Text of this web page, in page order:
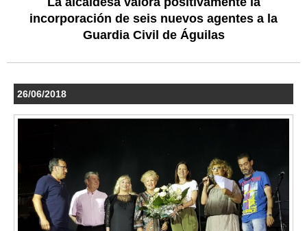
incorporación de seis nuevos agentes a la
Guardia Civil de Águilas
26/06/2018